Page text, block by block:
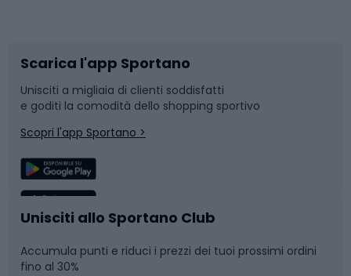
Bushcraft
Corsa
Sport di squadra
Caschi da ciclismo
Skitouring
Slitte e slittini
Snowboard
Camminata nordica
Nuoto
Pattinaggio
Scarica l'app Sportano
Unisciti a migliaia di clienti soddisfatti
e goditi la comodità dello shopping sportivo
Scopri l'app Sportano >
Unisciti allo Sportano Club
Accumula punti e riduci i prezzi dei tuoi prossimi ordini
fino al 30%